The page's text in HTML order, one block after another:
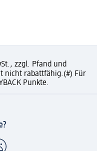
zzgl. Pfand und
nicht rabattfähig.(#) Für
Punkte.